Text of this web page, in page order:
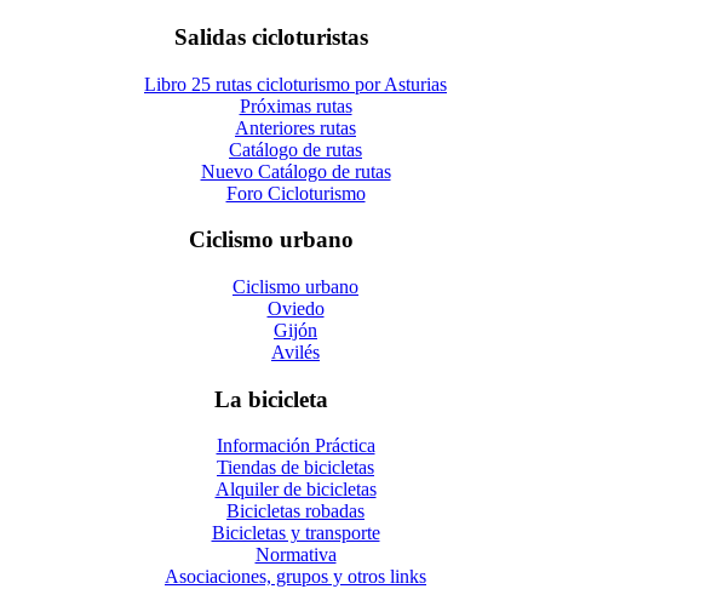
Salidas cicloturistas
Libro 25 rutas cicloturismo por Asturias
Próximas rutas
Anteriores rutas
Catálogo de rutas
Nuevo Catálogo de rutas
Foro Cicloturismo
Ciclismo urbano
Ciclismo urbano
Oviedo
Gijón
Avilés
La bicicleta
Información Práctica
Tiendas de bicicletas
Alquiler de bicicletas
Bicicletas robadas
Bicicletas y transporte
Normativa
Asociaciones, grupos y otros links